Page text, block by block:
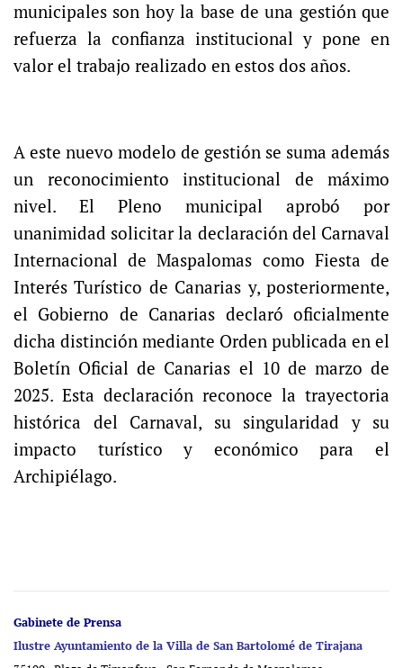
municipales son hoy la base de una gestión que
refuerza la confianza institucional y pone en
valor el trabajo realizado en estos dos años.
A este nuevo modelo de gestión se suma además
un reconocimiento institucional de máximo
nivel. El Pleno municipal aprobó por
unanimidad solicitar la declaración del Carnaval
Internacional de Maspalomas como Fiesta de
Interés Turístico de Canarias y, posteriormente,
el Gobierno de Canarias declaró oficialmente
dicha distinción mediante Orden publicada en el
Boletín Oficial de Canarias el 10 de marzo de
2025. Esta declaración reconoce la trayectoria
histórica del Carnaval, su singularidad y su
impacto turístico y económico para el
Archipiélago.
Gabinete de Prensa
Ilustre Ayuntamiento de la Villa de San Bartolomé de Tirajana